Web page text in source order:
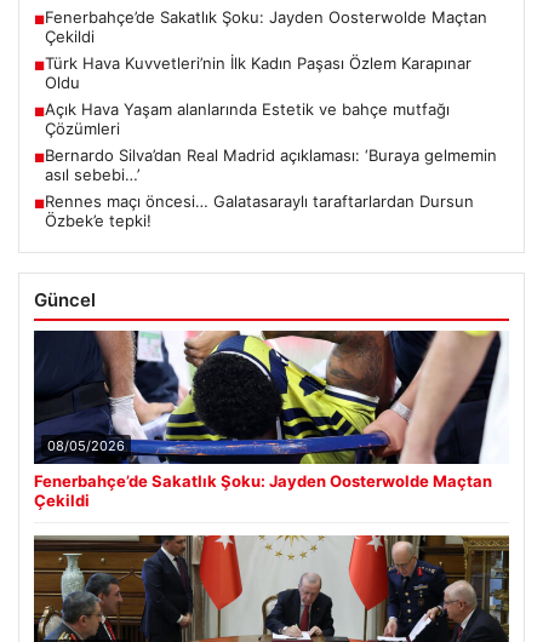
■Fenerbahçe’de Sakatlık Şoku: Jayden Oosterwolde Maçtan
Çekildi
■Türk Hava Kuvvetleri’nin İlk Kadın Paşası Özlem Karapınar
Oldu
■Açık Hava Yaşam alanlarında Estetik ve bahçe mutfağı
Çözümleri
■Bernardo Silva’dan Real Madrid açıklaması: ‘Buraya gelmemin
asıl sebebi…’
■Rennes maçı öncesi… Galatasaraylı taraftarlardan Dursun
Özbek’e tepki!
Güncel
08/05/2026
Fenerbahçe’de Sakatlık Şoku: Jayden Oosterwolde Maçtan
Çekildi